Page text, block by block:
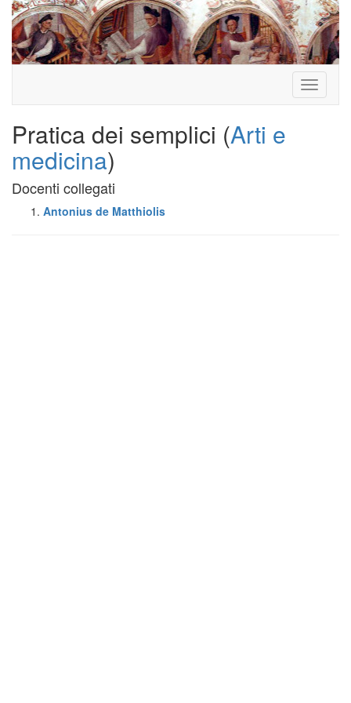
Toggle
Pratica dei semplici (Arti e
medicina)
Docenti collegati
Antonius de Matthiolis